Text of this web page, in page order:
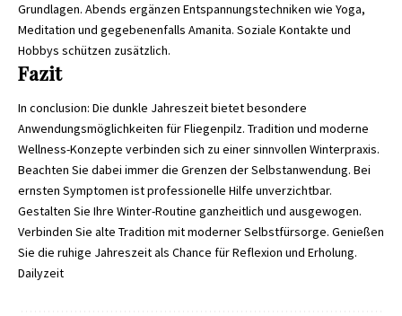
Grundlagen. Abends ergänzen Entspannungstechniken wie Yoga,
Meditation und gegebenenfalls Amanita. Soziale Kontakte und
Hobbys schützen zusätzlich.
Fazit
In conclusion: Die dunkle Jahreszeit bietet besondere
Anwendungsmöglichkeiten für Fliegenpilz. Tradition und moderne
Wellness-Konzepte verbinden sich zu einer sinnvollen Winterpraxis.
Beachten Sie dabei immer die Grenzen der Selbstanwendung. Bei
ernsten Symptomen ist professionelle Hilfe unverzichtbar.
Gestalten Sie Ihre Winter-Routine ganzheitlich und ausgewogen.
Verbinden Sie alte Tradition mit moderner Selbstfürsorge. Genießen
Sie die ruhige Jahreszeit als Chance für Reflexion und Erholung.
Dailyzeit